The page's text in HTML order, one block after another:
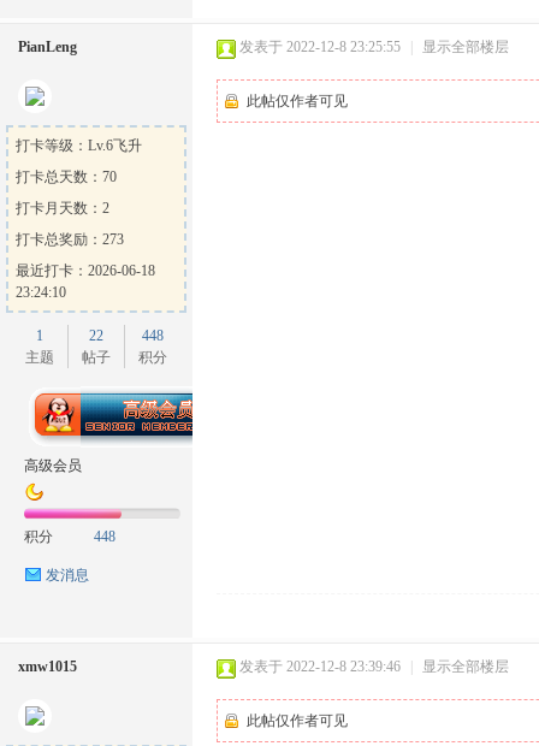
PianLeng
打卡等级：Lv.6飞升
打卡总天数：70
打卡月天数：2
打卡总奖励：273
最近打卡：2026-06-18
23:24:10
1
主题
22
帖子
448
积分
高级会员
积分 448
发消息
发表于 2022-12-8 23:25:55 显示全部楼层
此帖仅作者可见
xmw1015 发表于 2022-12-8 23:39:46 显示全部楼层
此帖仅作者可见